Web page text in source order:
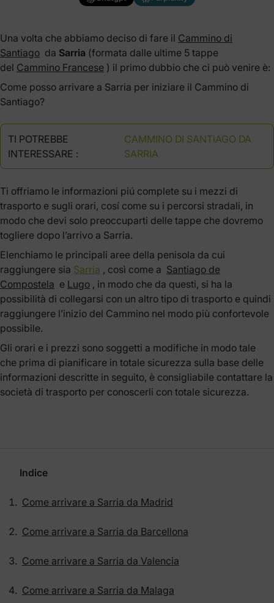
Una volta che abbiamo deciso di fare il Cammino di
Santiago da Sarria (formata dalle ultime 5 tappe
del Cammino Francese ) il primo dubbio che ci può venire è:
Come posso arrivare a Sarria per iniziare il Cammino di
Santiago?
TI POTREBBE
INTERESSARE :
CAMMINO DI SANTIAGO DA
SARRIA
Ti offriamo le informazioni piú complete su i mezzi di
trasporto e sugli orari, cosí come su i percorsi stradali, in
modo che devi solo preoccuparti delle tappe che dovremo
togliere dopo l’arrivo a Sarria.
Elenchiamo le principali aree della penisola da cui
raggiungere sia Sarria , così come a Santiago de
Compostela e Lugo , in modo che da questi, si ha la
possibilità di collegarsi con un altro tipo di trasporto e quindi
raggiungere l’inizio del Cammino nel modo più confortevole
possibile.
Gli orari e i prezzi sono soggetti a modifiche in modo tale
che prima di pianificare in totale sicurezza sulla base delle
informazioni descritte in seguito, è consigliabile contattare la
società di trasporto per conoscerli con totale sicurezza.
Indice
Come arrivare a Sarria da Madrid
Come arrivare a Sarria da Barcellona
Come arrivare a Sarria da Valencia
Come arrivare a Sarria da Malaga